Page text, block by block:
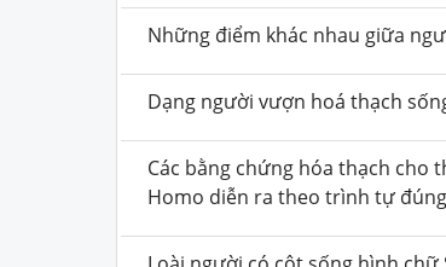
Những điểm khác nhau giữa
Dạng người vượn hoá thạch
Các bằng chứng hóa thạch cho
Homo diễn ra theo trình tự